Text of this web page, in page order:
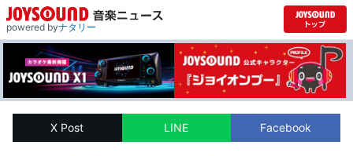
powered byナタリー
X Post LINE Facebook